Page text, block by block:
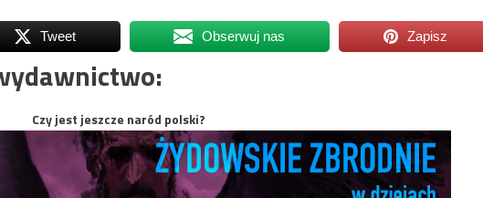
Tweet Obserwuj nas Zapisz
Czy jest jeszcze naród polski?